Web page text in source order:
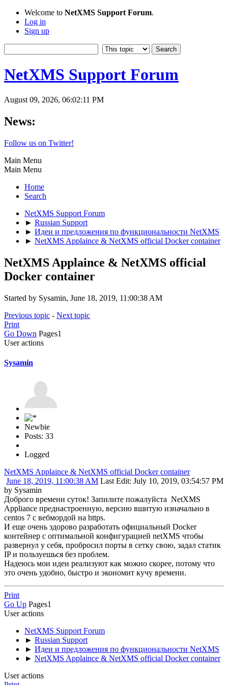
Welcome to NetXMS Support Forum.
Log in
Sign up
NetXMS Support Forum
August 09, 2026, 06:02:11 PM
News:
Follow us on Twitter!
Main Menu
Main Menu
Home
Search
NetXMS Support Forum
► Russian Support
► Идеи и предложения по функциональности NetXMS
► NetXMS Applaince & NetXMS official Docker container
NetXMS Applaince & NetXMS official
Docker container
Started by Sysamin, June 18, 2019, 11:00:38 AM
Previous topic - Next topic
Print
Go Down Pages1
User actions
Sysamin
Newbie
Posts: 33
Logged
NetXMS Applaince & NetXMS official Docker container
June 18, 2019, 11:00:38 AM Last Edit: July 10, 2019, 03:54:57 PM
by Sysamin
Доброго времени суток! Запилите пожалуйста NetXMS
Appliance преднастроенную, версию вшитую изначально в
centos 7 с вебмордой на https.
И еще очень здорово разработать официальный Docker
контейнер с оптимальной конфигурацией netXMS чтобы
развернул у себя, пробросил порты в сетку свою, задал статик
IP и пользуешься без проблем.
Надеюсь мои идеи реализуют как можно скорее, потому что
это очень удобно, быстро и экономит кучу времени.
Print
Go Up Pages1
User actions
NetXMS Support Forum
► Russian Support
► Идеи и предложения по функциональности NetXMS
► NetXMS Applaince & NetXMS official Docker container
User actions